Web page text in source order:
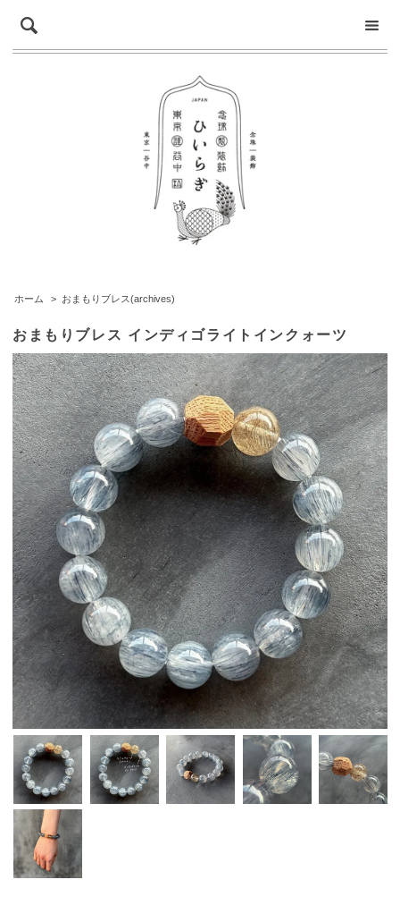
ホーム > おまもりブレス(archives)
おまもりブレス インディゴライトインクォーツ